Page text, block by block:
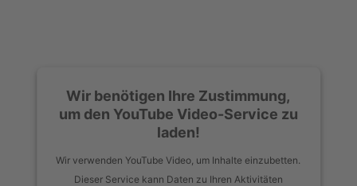
Wir benötigen Ihre Zustimmung,
um den YouTube Video-Service zu
laden!
Wir verwenden YouTube Video, um Inhalte einzubetten.
Dieser Service kann Daten zu Ihren Aktivitäten